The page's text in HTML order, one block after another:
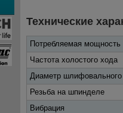
Технические
Потребляемая мощность
Частота холостого хода
Диаметр шлифовального
Резьба на шпинделе
Вибрация